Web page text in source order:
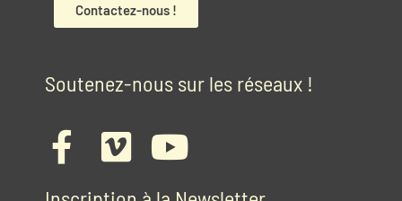
Contactez-nous !
Soutenez-nous sur les réseaux !